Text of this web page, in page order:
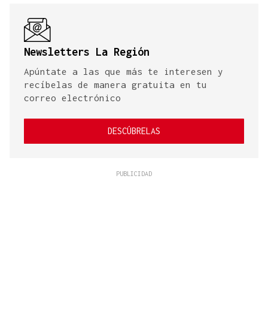
Newsletters La Región
Apúntate a las que más te interesen y
recíbelas de manera gratuita en tu
correo electrónico
DESCÚBRELAS